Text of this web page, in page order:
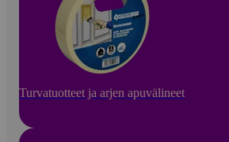
Turvatuotteet ja arjen apuvälineet